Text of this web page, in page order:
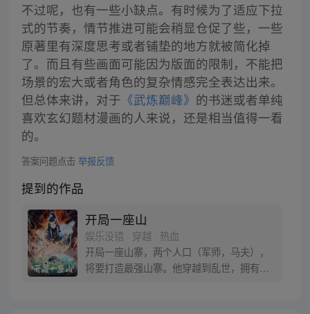
不过呢，也有一些小缺点。有时候为了适应下拉
式的节奏，情节推进可能会稍显仓促了些，一些
原著里有深度思考或者铺垫的地方就被简化掉
了。而且有些画面可能因为版面的限制，不能把
场景的宏大或者角色的复杂情感完全表达出来。
但总体来讲，对于 《武炼巅峰》 的书迷或者单纯
喜欢玄幻题材漫画的人来说，还是相当值得一看
的。
答案问题点击 举报反馈
提到的作品
开局一座山
娱乐没错 · 穿越 · 热血
开局一座山寨，两个人口（军师，马夫），
将要打造最强山寨。他穿越到乱世，拥有一